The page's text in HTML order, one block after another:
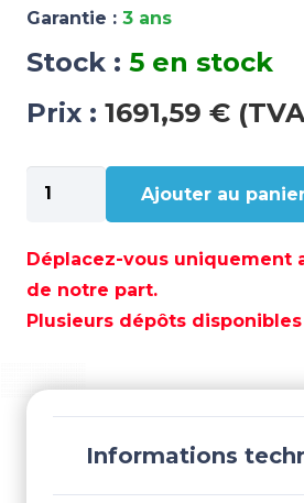
Garantie : 3 ans
Stock : 5 en stock
Prix : 1691,59 €
quantité
de
DE
MONTAGE
EN
BS3117
Ajouter au
Déplacez-vous uniquement
de notre part.
Plusieurs dépôts disponibles
Informations